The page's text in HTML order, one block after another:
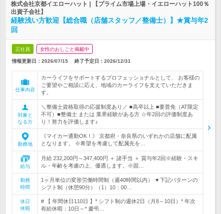
株式会社京都イエローハット | 【プライム市場上場・イエローハット100％
出資子会社】
経験浅い方歓迎【総合職（店舗スタッフ／整備士）】★賞与年2
回
正社員 女性のおしごと掲載中
情報更新日：2026/07/15 終了予定日： 2026/12/31
仕事内容
カーライフをサポートするプロフェッショナルとして、 お客様の
ご要望やご相談に応え、地域のカーライフを支えていただきま
す。
対象と
なる方
＼整備士資格取得の応援制度あり／ ■高卒以上 ■要普免（AT限定
不可）■整備士 または 業界経験がある方 ☆年2回の評価制度あ
り！努力を評価します♪
勤務地
《マイカー通勤OK！》 京都府・奈良県のいずれかの店舗に配属
となります。 ※希望を考慮して配属先を…
給与
月給 232,200円～347,400円 ＋ 諸手当 ＋ 賞与年2回※経験・スキ
ル・年齢を考慮の上、優遇します。※固…
勤務
時間
1ヶ月単位の変形労働時間制（週40時間以内） ▼下記パターンの
シフト制（休憩90分）（1）10：00…
休日
休暇
# 【 年間休日110日 】* シフト制の週休2日（月8～10日）* 年次
有給休暇：10日～* 慶弔…